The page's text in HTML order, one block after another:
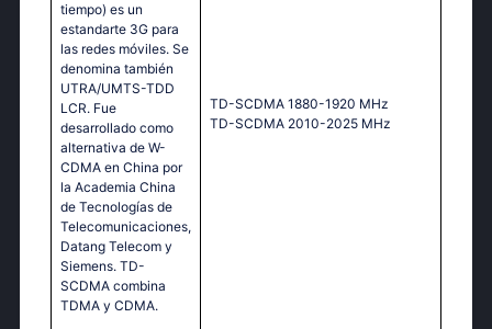
tiempo) es un
estandarte 3G para
las redes móviles. Se
denomina también
UTRA/UMTS-TDD
LCR. Fue
desarrollado como
alternativa de W-
CDMA en China por
la Academia China
de Tecnologías de
Telecomunicaciones,
Datang Telecom y
Siemens. TD-
SCDMA combina
TDMA y CDMA.
TD-SCDMA 1880-1920 MHz
TD-SCDMA 2010-2025 MHz